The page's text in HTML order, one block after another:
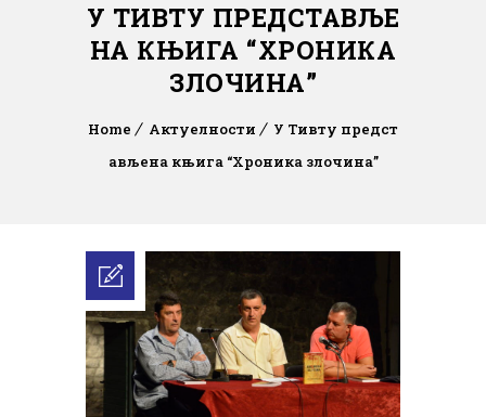
У ТИВТУ ПРЕДСТАВЉЕ
НА КЊИГА “ХРОНИКА
ЗЛОЧИНА”
Home Актуелности
У Тивту предст
ављена књига “Хроника злочина”